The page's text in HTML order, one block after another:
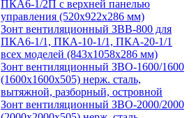
ПКА6-1/2П с верхней панелью
управления (520х922х286 мм)
Зонт вентиляционный ЗВВ-800 для
ПКА6-1/1, ПКА-10-1/1, ПКА-20-1/1
всех моделей (843х1058х286 мм)
Зонт вентиляционный ЗВО-1600/1600
(1600х1600х505) нерж. сталь,
вытяжной, разборный, островной
Зонт вентиляционный ЗВО-2000/2000